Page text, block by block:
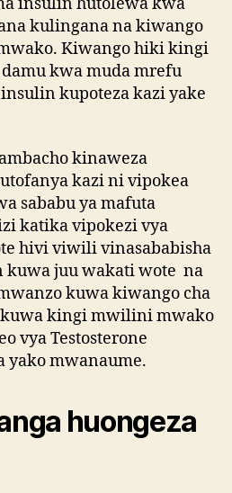
kulingana na kiwango
Kiwango hiki kingi
kwa muda mrefu
kupoteza kazi yake
kinaweza
kazi ni vipokea
sababu ya mafuta
katika vipokezi vya
hivi viwili vinasababisha
kuwa juu wakati wote na
kuwa kiwango cha
kingi mwilini mwako
vya Testosterone
yako mwanaume.
huongeza